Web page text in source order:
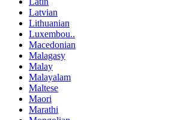
Latvian
Lithuanian
Luxembou..
Macedonian
Malagasy
Malay
Malayalam
Maltese
Maori
Marathi